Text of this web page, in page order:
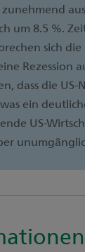
um 8.5 %.
sich
Rezession
dass die
ein
US-